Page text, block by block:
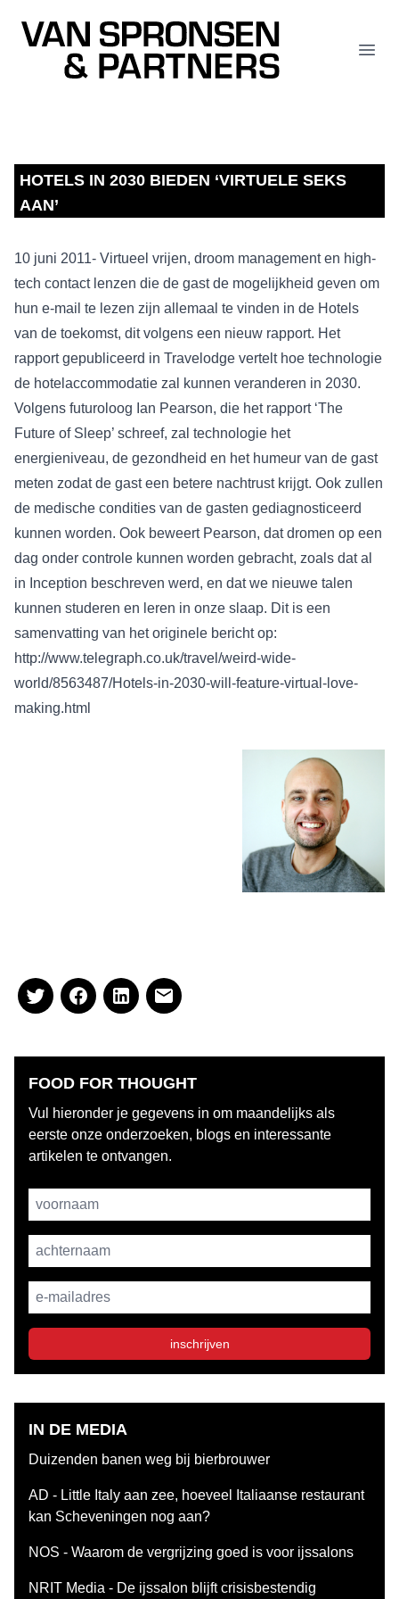
Van Spronsen & Partners
HOTELS IN 2030 BIEDEN ‘VIRTUELE SEKS
AAN’
10 juni 2011- Virtueel vrijen, droom management en high-
tech contact lenzen die de gast de mogelijkheid geven om
hun e-mail te lezen zijn allemaal te vinden in de Hotels
van de toekomst, dit volgens een nieuw rapport. Het
rapport gepubliceerd in Travelodge vertelt hoe technologie
de hotelaccommodatie zal kunnen veranderen in 2030.
Volgens futuroloog Ian Pearson, die het rapport ‘The
Future of Sleep’ schreef, zal technologie het
energieniveau, de gezondheid en het humeur van de gast
meten zodat de gast een betere nachtrust krijgt. Ook zullen
de medische condities van de gasten gediagnosticeerd
kunnen worden. Ook beweert Pearson, dat dromen op een
dag onder controle kunnen worden gebracht, zoals dat al
in Inception beschreven werd, en dat we nieuwe talen
kunnen studeren en leren in onze slaap. Dit is een
samenvatting van het originele bericht op:
http://www.telegraph.co.uk/travel/weird-wide-
world/8563487/Hotels-in-2030-will-feature-virtual-love-
making.html
FOOD FOR THOUGHT
Vul hieronder je gegevens in om maandelijks als
eerste onze onderzoeken, blogs en interessante
artikelen te ontvangen.
Username
achternaam
E-mailadres
inschrijven
IN DE MEDIA
Duizenden banen weg bij bierbrouwer
AD - Little Italy aan zee, hoeveel Italiaanse restaurant
kan Scheveningen nog aan?
NOS - Waarom de vergrijzing goed is voor ijssalons
NRIT Media - De ijssalon blijft crisisbestendig